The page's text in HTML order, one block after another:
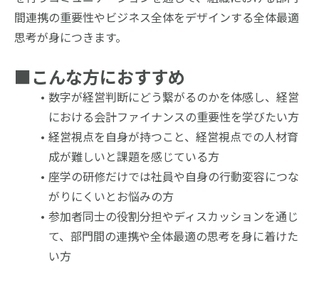
間連携の重要性やビジネス全体をデザインする全体最適
思考が身につきます。
■こんな方におすすめ
数字が経営判断にどう繋がるのかを体感し、経営
における会計ファイナンスの重要性を学びたい方
経営視点を自身が持つこと、経営視点での人材育
成が難しいと課題を感じている方
座学の研修だけでは社員や自身の行動変容につな
がりにくいとお悩みの方
参加者同士の役割分担やディスカッションを通じ
て、部門間の連携や全体最適の思考を身に着けた
い方